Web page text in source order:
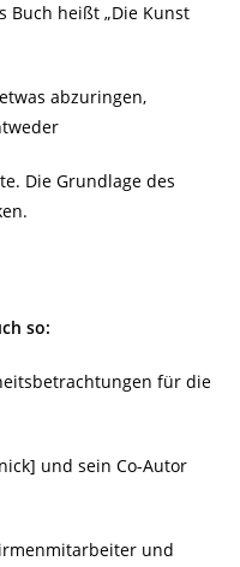
Buch heißt „Die Kunst
abzuringen,
Die Grundlage des
so:
für die
und sein Co-Autor
und